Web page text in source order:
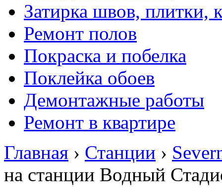
Затирка швов, плитки,
Ремонт полов
Покраска и побелка
Поклейка обоев
Демонтажные работы
Ремонт в квартире
Главная › Станции ›
на станции Водный